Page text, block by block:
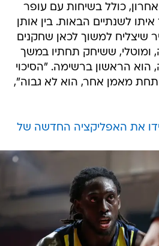
כולל בשיחות עם עופר
לשנתיים הבאות. בין אותן
שיצליח למשוך לכאן שחקנים
ומוטלי, ששיחק תחתיו במשך
הוא הראשון ברשימה. "הסיכוי
תחת מאמן אחר, הוא לא גבוה",
את האפליקציה החדשה של